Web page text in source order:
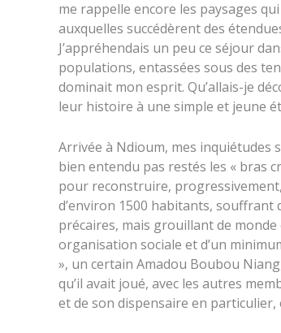
me rappelle encore les paysages
auxquelles succédèrent des
J’appréhendais un peu ce séjour
populations, entassées sous des
dominait mon esprit. Qu’allais-je
leur histoire à une simple et jeune
Arrivée à Ndioum, mes inquiétudes
bien entendu pas restés les « bras
pour reconstruire,
d’environ 1500 habitants, souffrant
précaires, mais grouillant de
organisation sociale et d’un
», un certain Amadou Boubou
qu’il avait joué, avec les autres
et de son dispensaire en particulier,